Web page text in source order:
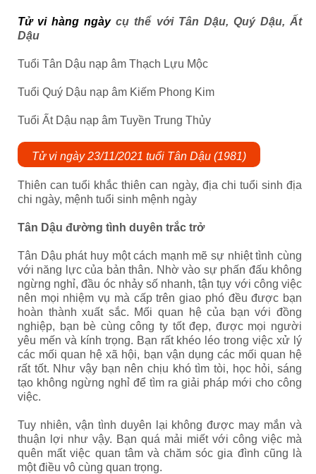
Tử vi hàng ngàycụ thể với Tân Dậu, Quý Dậu, Ất
Dậu
Tuổi Tân Dậu nạp âm Thạch Lựu Mộc
Tuổi Quý Dậu nạp âm Kiếm Phong Kim
Tuổi Ất Dậu nạp âm Tuyền Trung Thủy
Tử vi ngày 23/11/2021 tuổi Tân Dậu (1981)
Thiên can tuổi khắc thiên can ngày, địa chi tuổi sinh địa
chi ngày, mệnh tuổi sinh mệnh ngày
Tân Dậu đường tình duyên trắc trở
Tân Dậu phát huy một cách mạnh mẽ sự nhiệt tình cùng
với năng lực của bản thân. Nhờ vào sự phấn đấu không
ngừng nghỉ, đầu óc nhảy số nhanh, tận tụy với công việc
nên mọi nhiệm vụ mà cấp trên giao phó đều được bạn
hoàn thành xuất sắc. Mối quan hệ của bạn với đồng
nghiệp, bạn bè cùng công ty tốt đẹp, được mọi người
yêu mến và kính trọng. Bạn rất khéo léo trong việc xử lý
các mối quan hệ xã hội, bạn vận dụng các mối quan hệ
rất tốt. Như vậy bạn nên chịu khó tìm tòi, học hỏi, sáng
tạo không ngừng nghỉ để tìm ra giải pháp mới cho công
việc.
Tuy nhiên, vận tình duyên lại không được may mắn và
thuận lợi như vậy. Bạn quá mải miết với công việc mà
quên mất việc quan tâm và chăm sóc gia đình cũng là
một điều vô cùng quan trọng.